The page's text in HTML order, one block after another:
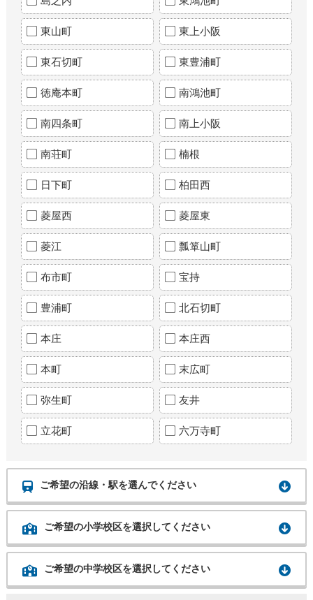
東山町 東上小阪
東石切町 東豊浦町
徳庵本町 南鴻池町
南四条町 南上小阪
南荘町 楠根
日下町 柏田西
菱屋西 菱屋東
菱江 瓢箪山町
布市町 宝持
豊浦町 北石切町
本庄 本庄西
本町 末広町
弥生町 友井
立花町 六万寺町
ご希望の沿線・駅を選んでください
ご希望の小学校区を選択してください
ご希望の中学校区を選択してください